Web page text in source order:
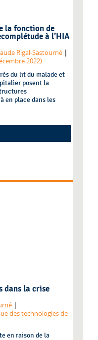
la fonction de
à l’HIA
Rigal-Sastourné |
2022)
du lit du malade et
posent la
en place dans les
dans la crise
|
des technologies de
en raison de la